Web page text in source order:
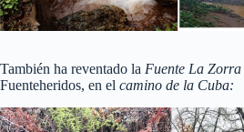
También ha reventado la Fuente La Zorra
Fuenteheridos, en el camino de la Cuba: